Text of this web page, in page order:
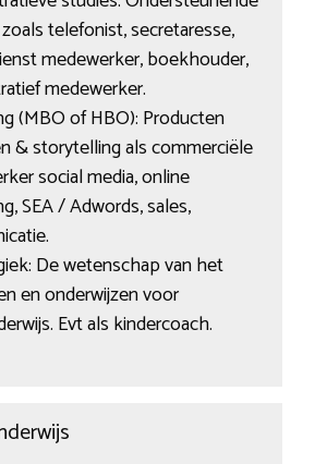
telefonist, secretaresse,
medewerker, boekhouder,
medewerker.
(MBO of HBO): Producten
& storytelling als commerciële
social media, online
SEA / Adwords, sales,
De wetenschap van het
en onderwijzen voor
Evt als kindercoach.